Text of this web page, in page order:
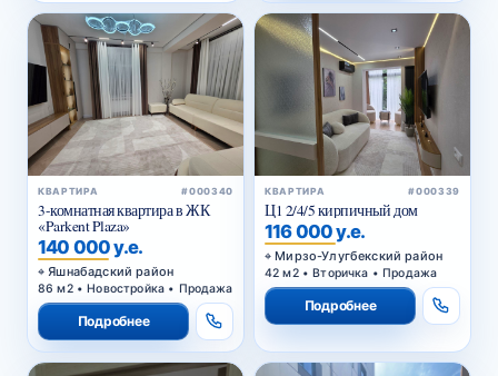
КВАРТИРА #000340
3-комнатная квартира в ЖК
«Parkent Plaza»
140 000 у.е.
Яшнабадский район
86 м2 • Новостройка • Продажа
Подробнее
КВАРТИРА #000339
Ц1 2/4/5 кирпичный дом
116 000 у.е.
Мирзо-Улугбекский район
42 м2 • Вторичка • Продажа
Подробнее